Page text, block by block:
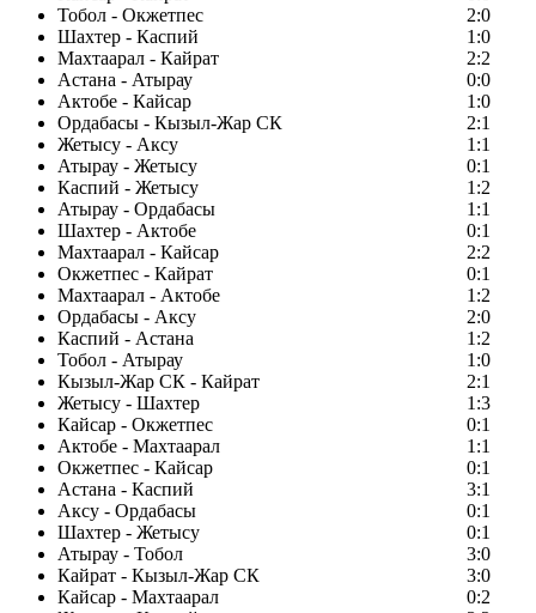
Тобол - Окжетпес
2:0
Шахтер - Каспий
1:0
Махтаарал - Кайрат
2:2
Астана - Атырау
0:0
Актобе - Кайсар
1:0
Ордабасы - Кызыл-Жар СК
2:1
Жетысу - Аксу
1:1
Атырау - Жетысу
0:1
Каспий - Жетысу
1:2
Атырау - Ордабасы
1:1
Шахтер - Актобе
0:1
Махтаарал - Кайсар
2:2
Окжетпес - Кайрат
0:1
Махтаарал - Актобе
1:2
Ордабасы - Аксу
2:0
Каспий - Астана
1:2
Тобол - Атырау
1:0
Кызыл-Жар СК - Кайрат
2:1
Жетысу - Шахтер
1:3
Кайсар - Окжетпес
0:1
Актобе - Махтаарал
1:1
Окжетпес - Кайсар
0:1
Астана - Каспий
3:1
Аксу - Ордабасы
0:1
Шахтер - Жетысу
0:1
Атырау - Тобол
3:0
Кайрат - Кызыл-Жар СК
3:0
Кайсар - Махтаарал
0:2